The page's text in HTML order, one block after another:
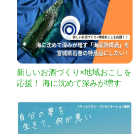
新しいお酒づくり×地域おこしを
応援！ 海に沈めて深みが増す
特産品にしたい！